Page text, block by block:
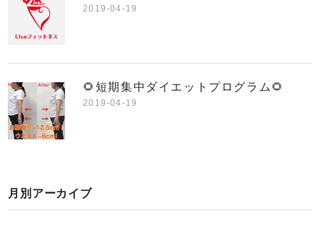
2019-04-19
🌻短期集中ダイエットプログラム🌻
2019-04-19
月別アーカイブ